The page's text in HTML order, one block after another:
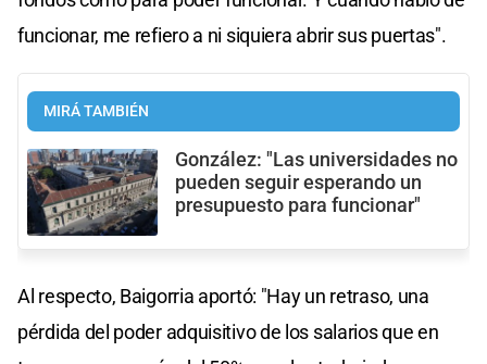
funcionar, me refiero a ni siquiera abrir sus puertas".
MIRÁ TAMBIÉN
González: "Las universidades no
pueden seguir esperando un
presupuesto para funcionar"
Al respecto, Baigorria aportó: "Hay un retraso, una
pérdida del poder adquisitivo de los salarios que en